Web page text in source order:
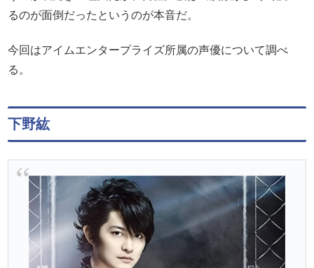
るのが面倒だったというのが本音だ。
今回はアイムエンタープライズ所属の声優について調べ
る。
下野紘